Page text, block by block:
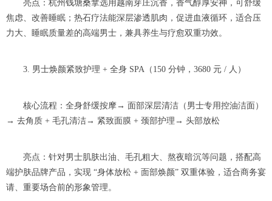
亮点：杭州钱塘桑拿选用越南芽庄沉香，香气醇厚安神，可舒缓
焦虑、改善睡眠；热石疗法能深层渗透肌肉，促进血液循环，适合压
力大、睡眠质量差的高端男士，兼具养生与疗愈双重功效。
3. 男士焕颜紧致护理 + 全身 SPA（150 分钟，3680 元 / 人）
核心流程：全身舒缓按摩→ 面部深层清洁（男士专用控油洁面）
→ 去角质 + 毛孔清洁→ 紧致面膜 + 颈部护理→ 头部放松
亮点：针对男士肌肤出油、毛孔粗大、熬夜暗沉等问题，搭配高
端护肤品牌产品，实现 “身体放松 + 面部焕颜” 双重体验，适合商务宴
请、重要场合前的形象管理。